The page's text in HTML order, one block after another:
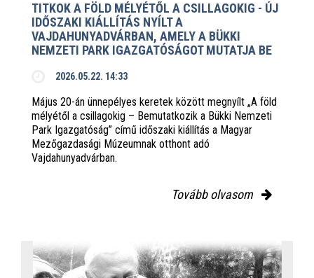
TITKOK A FÖLD MÉLYÉTŐL A CSILLAGOKIG - ÚJ
IDŐSZAKI KIÁLLÍTÁS NYÍLT A
VAJDAHUNYADVÁRBAN, AMELY A BÜKKI
NEMZETI PARK IGAZGATÓSÁGOT MUTATJA BE
2026.05.22. 14:33
Május 20-án ünnepélyes keretek között megnyílt „A föld
mélyétől a csillagokig – Bemutatkozik a Bükki Nemzeti
Park Igazgatóság” című időszaki kiállítás a Magyar
Mezőgazdasági Múzeumnak otthont adó
Vajdahunyadvárban.
Tovább olvasom